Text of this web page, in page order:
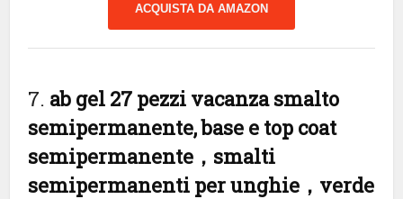
ACQUISTA DA AMAZON
7. ab gel 27 pezzi vacanza smalto
semipermanente, base e top coat
semipermanente，smalti
semipermanenti per unghie，verde